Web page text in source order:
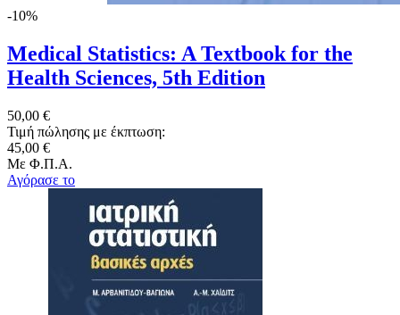
-10%
Medical Statistics: A Textbook for the
Health Sciences, 5th Edition
50,00 €
Τιμή πώλησης με έκπτωση:
45,00 €
Με Φ.Π.Α.
Αγόρασε το